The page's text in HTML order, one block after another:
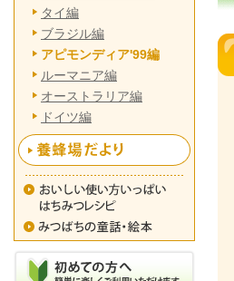
タイ編
ブラジル編
アピモンディア'99編
ルーマニア編
オーストラリア編
ドイツ編